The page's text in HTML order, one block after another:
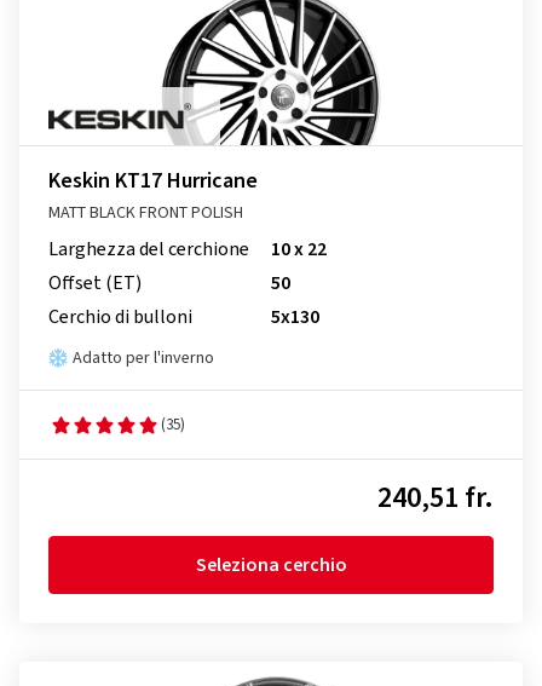
Keskin KT17 Hurricane
MATT BLACK FRONT POLISH
Larghezza del cerchione
10 x 22
Offset (ET)
50
Cerchio di bulloni
5x130
Adatto per l'inverno
(35)
240,51 fr.
Seleziona cerchio